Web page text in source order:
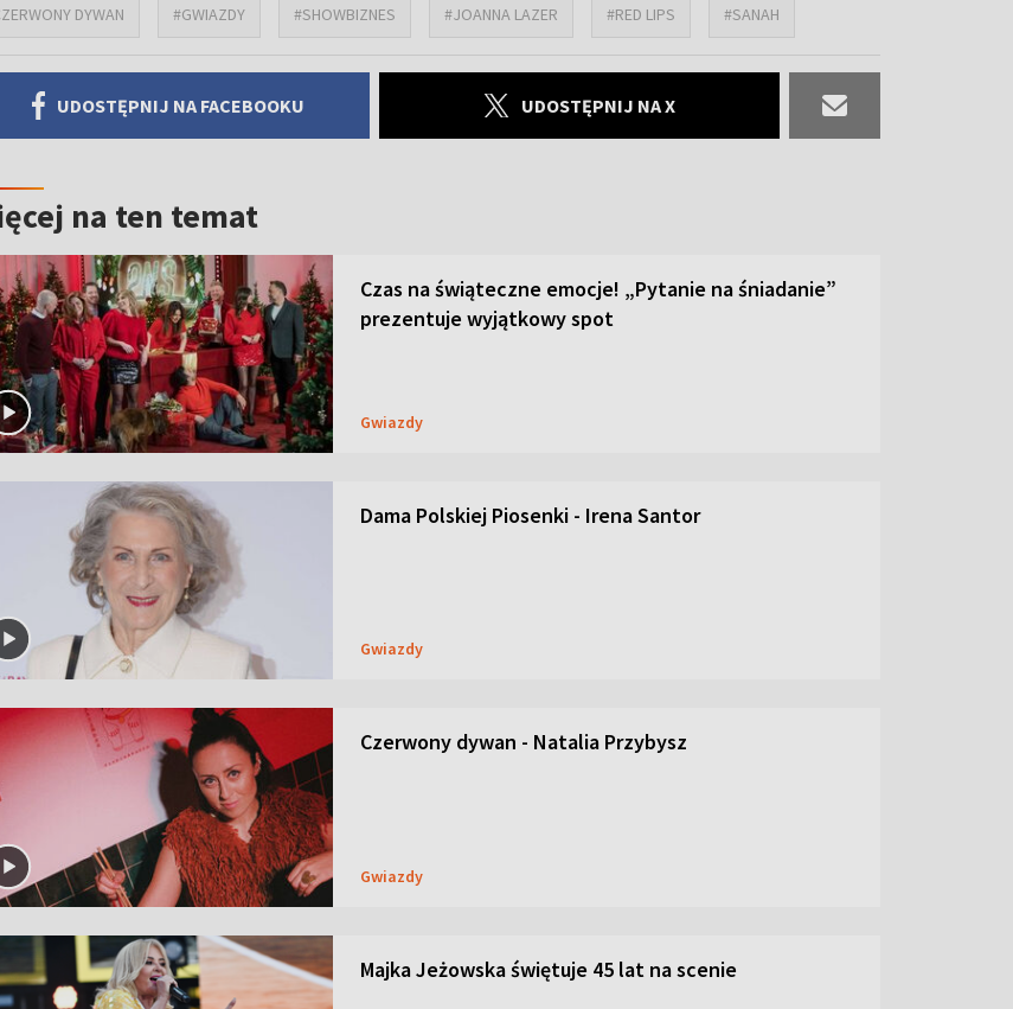
DYWAN #GWIAZDY #SHOWBIZNES #JOANNA LAZER #RED LIPS #SANAH
UDOSTĘPNIJ NA FACEBOOKU UDOSTĘPNIJ NA X
na ten temat
Czas na świąteczne emocje! „Pytanie na śniadanie”
prezentuje wyjątkowy spot
Gwiazdy
Dama Polskiej Piosenki - Irena Santor
Gwiazdy
Czerwony dywan - Natalia Przybysz
Gwiazdy
Majka Jeżowska świętuje 45 lat na scenie